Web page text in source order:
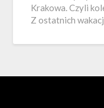
Krakowa. Czyli
Z ostatnich